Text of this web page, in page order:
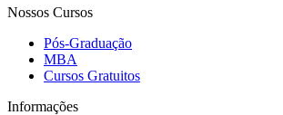
Nossos Cursos
Pós-Graduação
MBA
Cursos Gratuitos
Informações